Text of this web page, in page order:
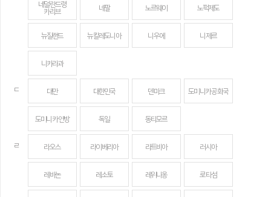
네덜란드령
카리브
네팔 노르웨이 노퍽제도
뉴질랜드 뉴칼레도니아 니우에 니제르
니카라과
ㄷ 대만 대한민국 덴마크 도미니카 공화국
도미니카 연방 독일 동티모르
ㄹ 라오스 라이베리아 라트비아 러시아
레바논 레소토 레위니옹 로타섬